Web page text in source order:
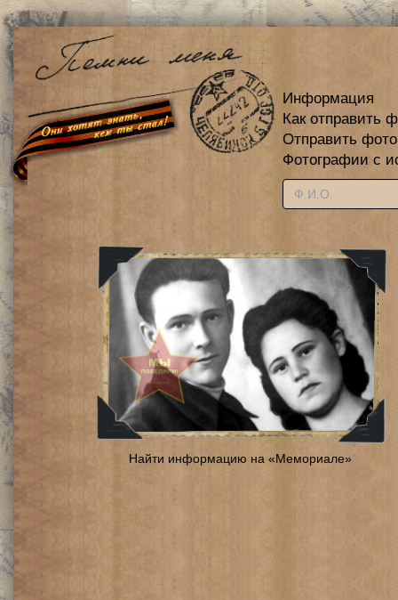
Информация
Как отправить
Отправить
Фотографии с
Найти информацию на «Мемориале»